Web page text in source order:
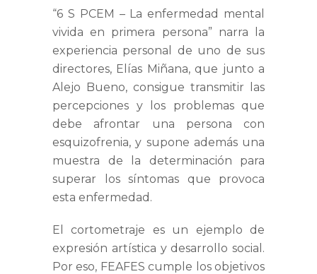
“6 S PCEM – La enfermedad mental
vivida en primera persona” narra la
experiencia personal de uno de sus
directores, Elías Miñana, que junto a
Alejo Bueno, consigue transmitir las
percepciones y los problemas que
debe afrontar una persona con
esquizofrenia, y supone además una
muestra de la determinación para
superar los síntomas que provoca
esta enfermedad.
El cortometraje es un ejemplo de
expresión artística y desarrollo social.
Por eso, FEAFES cumple los objetivos